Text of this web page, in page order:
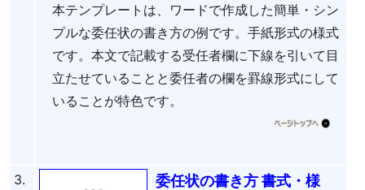
本テンプレートは、ワードで作成した簡単・シン
プルな委任状の書き方の例です。手紙形式の様式
です。本文で記載する受任者欄に下線を引いて目
立たせていることと委任者の欄を罫線形式にして
いることが特色です。
3.
委任状の書き方 書式・様